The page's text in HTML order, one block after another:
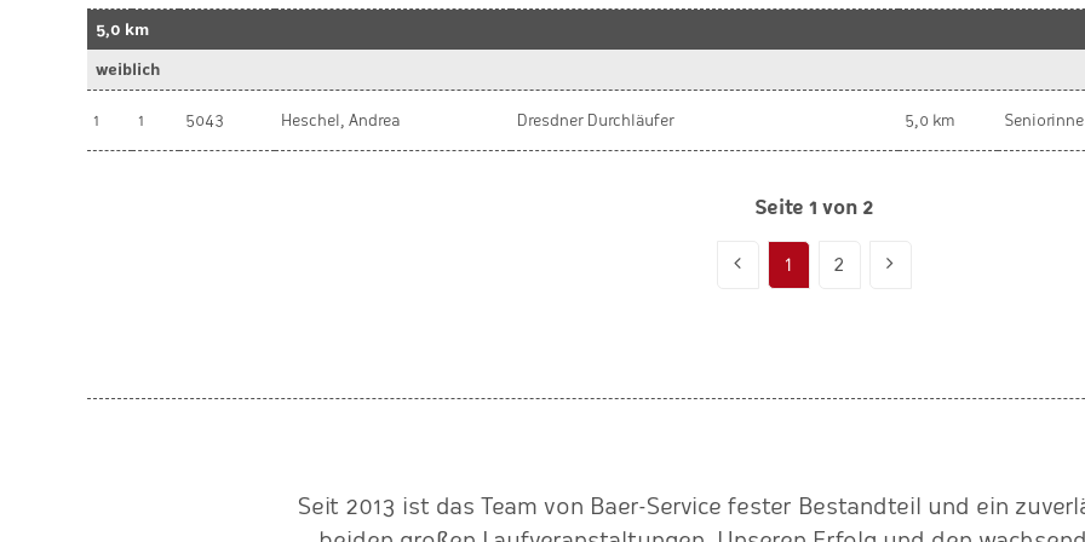
5,0 km
weiblich
1 1 5043 Heschel, Andrea Dresdner Durchläufer 5,0 km
Seite 1 von 2
1 2
Seit 2013 ist das Team von Baer-Service fester Bestandteil und ein